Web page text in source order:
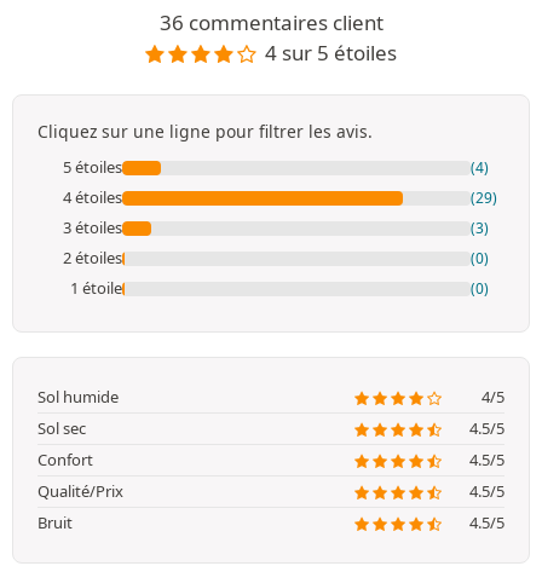
36 commentaires client
4 sur 5 étoiles
Cliquez sur une ligne pour filtrer les avis.
5 étoiles (4)
4 étoiles (29)
3 étoiles (3)
2 étoiles (0)
1 étoile (0)
Sol humide
4/5
Sol sec
4.5/5
Confort
4.5/5
Qualité/Prix
4.5/5
Bruit
4.5/5